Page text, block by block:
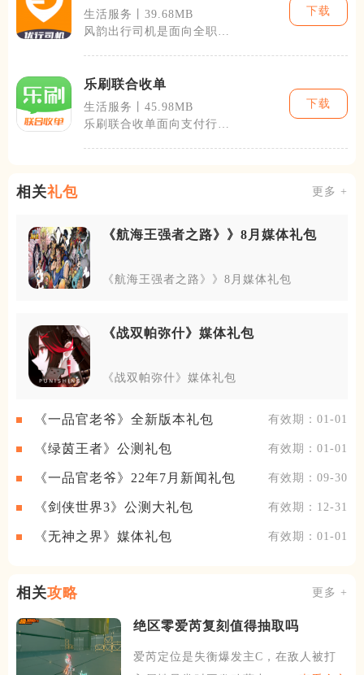
生活服务丨39.68MB
风韵出行司机是面向全职、
下载
乐刷联合收单
生活服务丨45.98MB
乐刷联合收单面向支付行业
下载
相关礼包 更多 +
《航海王强者之路》》8月媒体礼包
《航海王强者之路》》8月媒体礼包
《战双帕弥什》媒体礼包
《战双帕弥什》媒体礼包
《一品官老爷》全新版本礼包 有效期：01-01
《绿茵王者》公测礼包 有效期：01-01
《一品官老爷》22年7月新闻礼包 有效期：09-30
《剑侠世界3》公测大礼包 有效期：12-31
《无神之界》媒体礼包 有效期：01-01
相关攻略 更多 +
绝区零爱芮复刻值得抽取吗
爱芮定位是失衡爆发主C，在敌人被打